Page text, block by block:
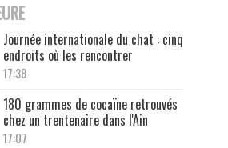
Journée internationale du chat : cinq
endroits où les rencontrer
17:38
180 grammes de cocaïne retrouvés
chez un trentenaire dans l'Ain
17:07